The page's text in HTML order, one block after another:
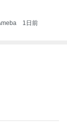
1日前